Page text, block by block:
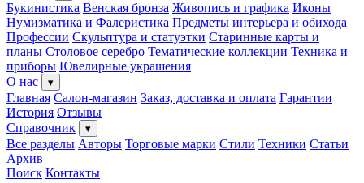
Букинистика Венская бронза Живопись и графика Иконы
Нумизматика и Фалеристика Предметы интерьера и обихода
Профессии Скульптура и статуэтки Старинные карты и
планы Столовое серебро Тематические коллекции Техника и
приборы Ювелирные украшения
О нас
▾
Главная Салон-магазин Заказ, доставка и оплата Гарантии
История Отзывы
Справочник
▾
Все разделы Авторы Торговые марки Стили Техники Статьи
Архив
Поиск Контакты